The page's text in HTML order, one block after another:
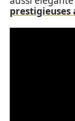
prestigieuses